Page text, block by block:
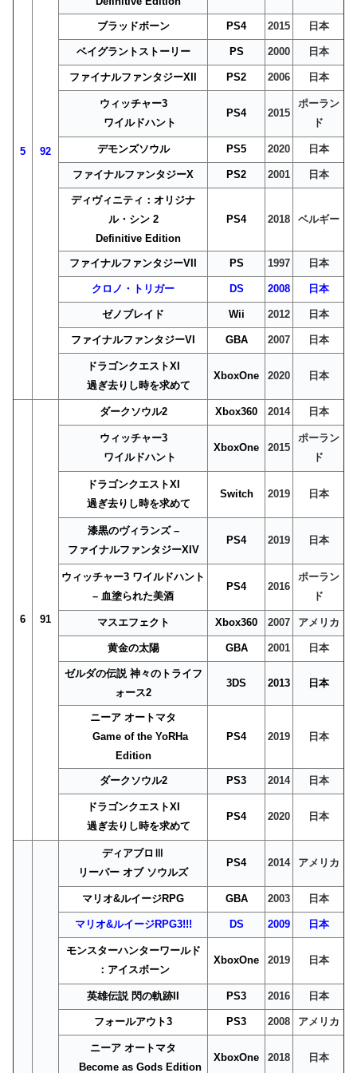
5 92
ブラッドボーン PS4 2015 日本
ベイグラントストーリー PS 2000 日本
ファイナルファンタジーXII PS2 2006 日本
ウィッチャー3
ワイルドハント
PS4 2015
ポーラン
ド
デモンズソウル PS5 2020 日本
ファイナルファンタジーX PS2 2001 日本
ディヴィニティ：オリジナ
ル・シン 2
Definitive Edition
PS4 2018 ベルギー
ファイナルファンタジーVII PS 1997 日本
クロノ・トリガー DS 2008 日本
ゼノブレイド Wii 2012 日本
ファイナルファンタジーVI GBA 2007 日本
ドラゴンクエストXI
過ぎ去りし時を求めて
XboxOne 2020 日本
6 91
ダークソウル2 Xbox360 2014 日本
ウィッチャー3
ワイルドハント
XboxOne 2015
ポーラン
ド
ドラゴンクエストXI
過ぎ去りし時を求めて
Switch 2019 日本
漆黒のヴィランズ –
ファイナルファンタジーXIV
PS4 2019 日本
ウィッチャー3 ワイルドハント
– 血塗られた美酒
PS4 2016
ポーラン
ド
マスエフェクト Xbox360 2007 アメリカ
黄金の太陽 GBA 2001 日本
ゼルダの伝説 神々のトライフ
ォース2
3DS 2013 日本
ニーア オートマタ
Game of the YoRHa
Edition
PS4 2019 日本
ダークソウル2 PS3 2014 日本
ドラゴンクエストXI
過ぎ去りし時を求めて
PS4 2020 日本
ディアブロⅢ
リーパー オブ ソウルズ
PS4 2014 アメリカ
マリオ&ルイージRPG GBA 2003 日本
マリオ&ルイージRPG3!!! DS 2009 日本
モンスターハンターワールド
：アイスボーン
XboxOne 2019 日本
英雄伝説 閃の軌跡II PS3 2016 日本
フォールアウト3 PS3 2008 アメリカ
ニーア オートマタ
Become as Gods Edition
XboxOne 2018 日本